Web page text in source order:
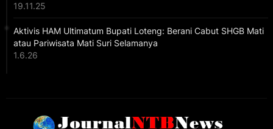
19.11.25
Aktivis HAM Ultimatum Bupati Loteng: Berani Cabut SHGB Mati
atau Pariwisata Mati Suri Selamanya
1.6.26